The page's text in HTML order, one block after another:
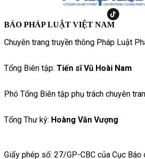
BÁO PHÁP LUẬT VIỆT NAM
Chuyên trang truyền thông Pháp Luật
Tổng Biên tập: Tiến sĩ Vũ Hoài Nam
Phó Tổng Biên tập phụ trách chuyên
Tổng Thư ký: Hoàng Văn Vượng
Giấy phép số: 27/GP-CBC của Cục Báo